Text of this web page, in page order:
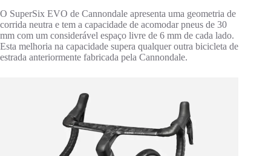
O SuperSix EVO de Cannondale apresenta uma geometria de
corrida neutra e tem a capacidade de acomodar pneus de 30
mm com um considerável espaço livre de 6 mm de cada lado.
Esta melhoria na capacidade supera qualquer outra bicicleta de
estrada anteriormente fabricada pela Cannondale.